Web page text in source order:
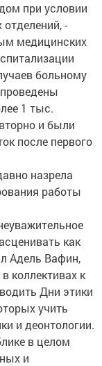
при условии
-
медицинских
больному
1 тыс.
и были
после первого
назрела
работы
как
Адель Вафин,
коллективах к
Дни этики
учить
и деонтологии.
в целом
и